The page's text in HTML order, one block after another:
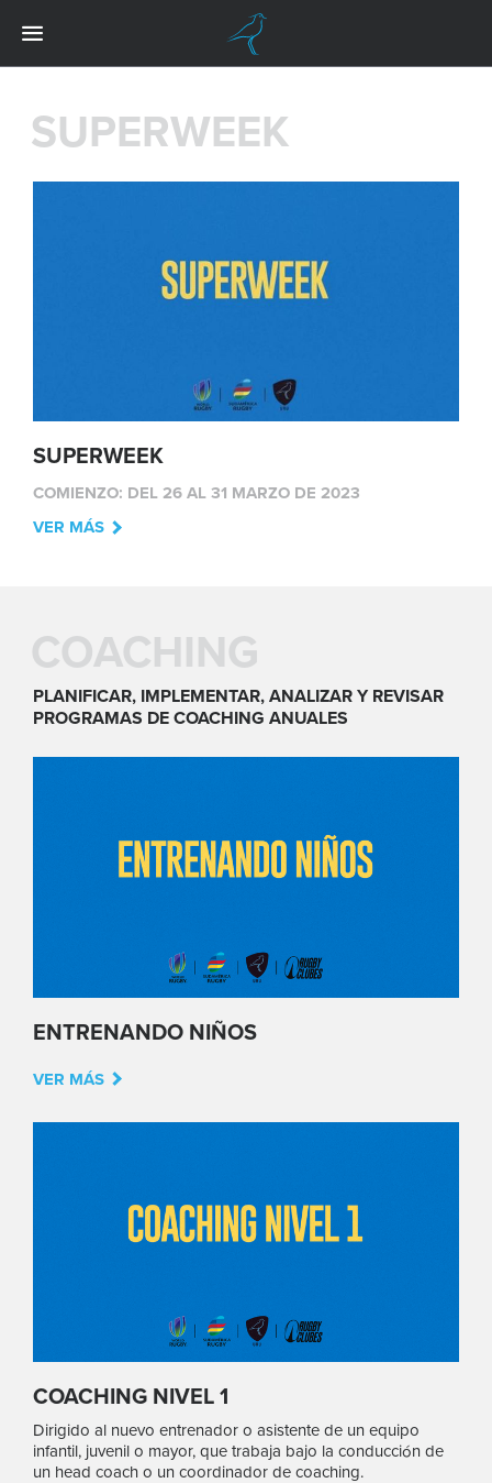
SUPERWEEK
SUPERWEEK
COMIENZO: DEL 26 AL 31 MARZO DE 2023
VER MÁS
COACHING
PLANIFICAR, IMPLEMENTAR, ANALIZAR Y REVISAR
PROGRAMAS DE COACHING ANUALES
ENTRENANDO NIÑOS
VER MÁS
COACHING NIVEL 1
Dirigido al nuevo entrenador o asistente de un equipo
infantil, juvenil o mayor, que trabaja bajo la conducción de
un head coach o un coordinador de coaching.